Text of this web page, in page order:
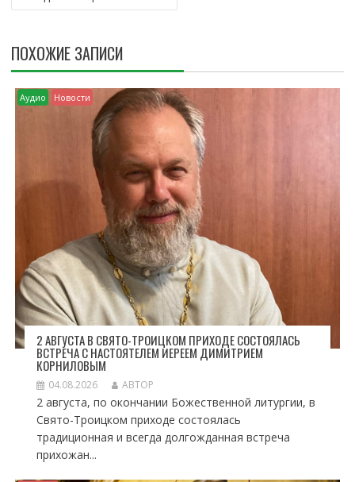
А
И
Я
П
О
З
Я
ПОХОЖИЕ ЗАПИСИ
Аудио Новости
2 АВГУСТА В СВЯТО-ТРОИЦКОМ ПРИХОДЕ СОСТОЯЛАСЬ
ВСТРЕЧА С НАСТОЯТЕЛЕМ ИЕРЕЕМ ДИМИТРИЕМ
КОРНИЛОВЫМ
04.08.2026 АВТОР
2 августа, по окончании Божественной литургии, в
Свято-Троицком приходе состоялась
традиционная и всегда долгожданная встреча
прихожан...